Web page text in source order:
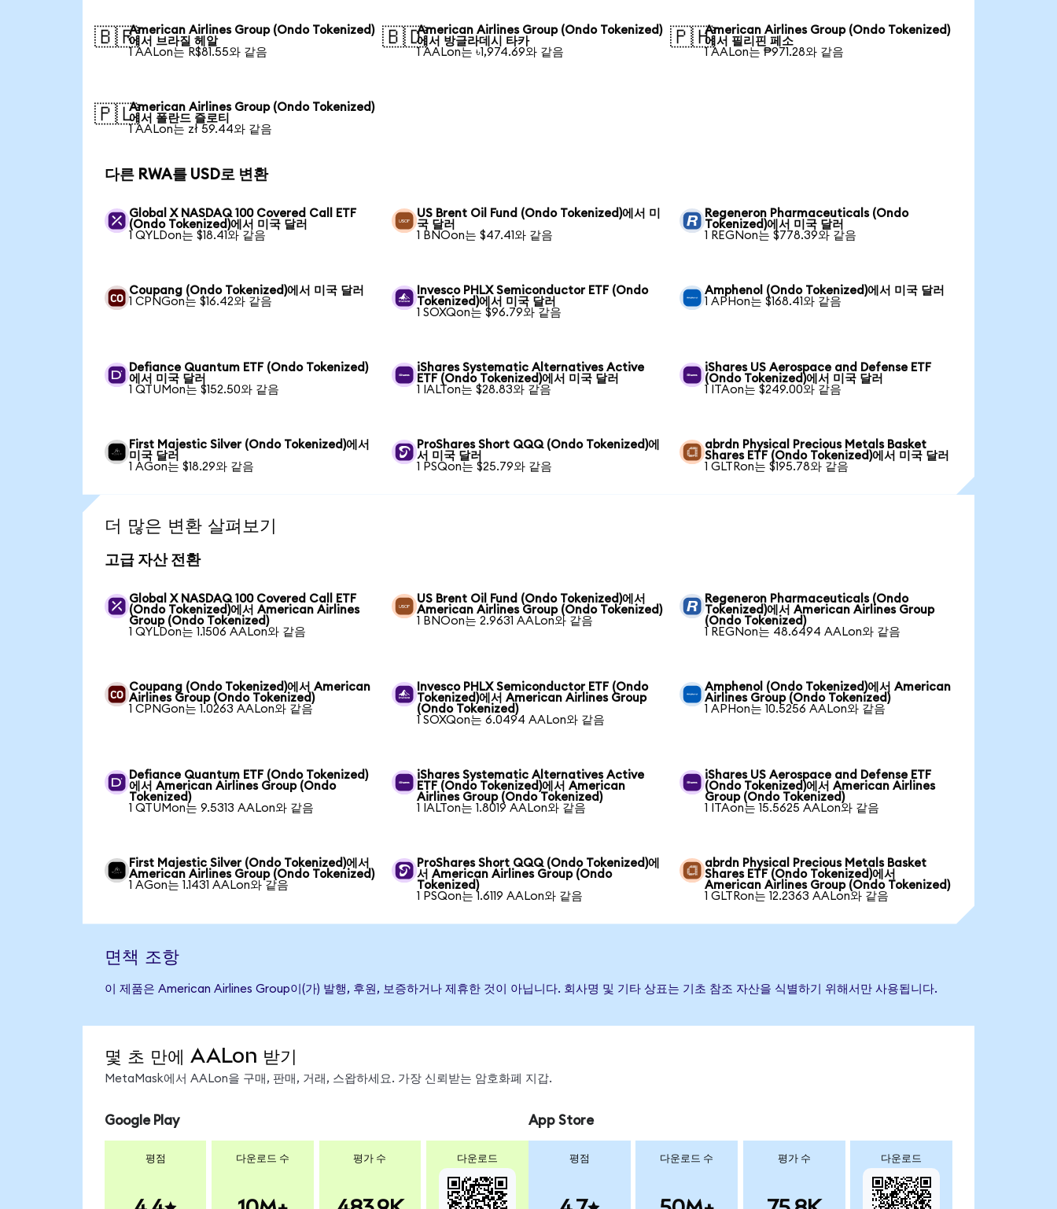
🇧🇷American Airlines Group (Ondo Tokenized)
에서 브라질 헤알
1 AALon는 R$81.55와 같음
🇧🇩American Airlines Group (Ondo Tokenized)
에서 방글라데시 타카
1 AALon는 ৳1,974.69와 같음
🇵🇭American Airlines Group (Ondo Tokenized)
에서 필리핀 페소
1 AALon는 ₱971.28와 같음
🇵🇱American Airlines Group (Ondo Tokenized)
에서 폴란드 즐로티
1 AALon는 zł 59.44와 같음
다른 RWA를 USD로 변환
Global X NASDAQ 100 Covered Call ETF
(Ondo Tokenized)에서 미국 달러
1 QYLDon는 $18.41와 같음
US Brent Oil Fund (Ondo Tokenized)에서 미
국 달러
1 BNOon는 $47.41와 같음
Regeneron Pharmaceuticals (Ondo
Tokenized)에서 미국 달러
1 REGNon는 $778.39와 같음
Coupang (Ondo Tokenized)에서 미국 달러
1 CPNGon는 $16.42와 같음
Invesco PHLX Semiconductor ETF (Ondo
Tokenized)에서 미국 달러
1 SOXQon는 $96.79와 같음
Amphenol (Ondo Tokenized)에서 미국 달러
1 APHon는 $168.41와 같음
Defiance Quantum ETF (Ondo Tokenized)
에서 미국 달러
1 QTUMon는 $152.50와 같음
iShares Systematic Alternatives Active
ETF (Ondo Tokenized)에서 미국 달러
1 IALTon는 $28.83와 같음
iShares US Aerospace and Defense ETF
(Ondo Tokenized)에서 미국 달러
1 ITAon는 $249.00와 같음
First Majestic Silver (Ondo Tokenized)에서
미국 달러
1 AGon는 $18.29와 같음
ProShares Short QQQ (Ondo Tokenized)에
서 미국 달러
1 PSQon는 $25.79와 같음
abrdn Physical Precious Metals Basket
Shares ETF (Ondo Tokenized)에서 미국 달러
1 GLTRon는 $195.78와 같음
더 많은 변환 살펴보기
고급 자산 전환
Global X NASDAQ 100 Covered Call ETF
(Ondo Tokenized)에서 American Airlines
Group (Ondo Tokenized)
1 QYLDon는 1.1506 AALon와 같음
US Brent Oil Fund (Ondo Tokenized)에서
American Airlines Group (Ondo Tokenized)
1 BNOon는 2.9631 AALon와 같음
Regeneron Pharmaceuticals (Ondo
Tokenized)에서 American Airlines Group
(Ondo Tokenized)
1 REGNon는 48.6494 AALon와 같음
Coupang (Ondo Tokenized)에서 American
Airlines Group (Ondo Tokenized)
1 CPNGon는 1.0263 AALon와 같음
Invesco PHLX Semiconductor ETF (Ondo
Tokenized)에서 American Airlines Group
(Ondo Tokenized)
1 SOXQon는 6.0494 AALon와 같음
Amphenol (Ondo Tokenized)에서 American
Airlines Group (Ondo Tokenized)
1 APHon는 10.5256 AALon와 같음
Defiance Quantum ETF (Ondo Tokenized)
에서 American Airlines Group (Ondo
Tokenized)
1 QTUMon는 9.5313 AALon와 같음
iShares Systematic Alternatives Active
ETF (Ondo Tokenized)에서 American
Airlines Group (Ondo Tokenized)
1 IALTon는 1.8019 AALon와 같음
iShares US Aerospace and Defense ETF
(Ondo Tokenized)에서 American Airlines
Group (Ondo Tokenized)
1 ITAon는 15.5625 AALon와 같음
First Majestic Silver (Ondo Tokenized)에서
American Airlines Group (Ondo Tokenized)
1 AGon는 1.1431 AALon와 같음
ProShares Short QQQ (Ondo Tokenized)에
서 American Airlines Group (Ondo
Tokenized)
1 PSQon는 1.6119 AALon와 같음
abrdn Physical Precious Metals Basket
Shares ETF (Ondo Tokenized)에서
American Airlines Group (Ondo Tokenized)
1 GLTRon는 12.2363 AALon와 같음
면책 조항
이 제품은 American Airlines Group이(가) 발행, 후원, 보증하거나 제휴한 것이 아닙니다. 회사명 및 기타 상표는 기초 참조 자산을 식별하기 위해서만 사용됩니다.
몇 초 만에 AALon 받기
MetaMask에서 AALon을 구매, 판매, 거래, 스왑하세요. 가장 신뢰받는 암호화폐 지갑.
Google Play
평점 다운로드 수 평가 수 다운로드
App Store
평점 다운로드 수 평가 수 다운로드